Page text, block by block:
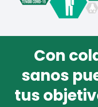
Con
sanos
tus